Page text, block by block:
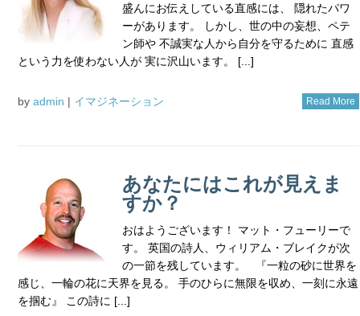
盛んにお伝えしている直感には、 隠れたパワ
ーがあります。 しかし、世の中の妄想、ペテ
ン師や 不誠実な人から自分を守るために 直感
という力を使わない人が 実に沢山います。 [...]
by admin | イマジネーション Read More
あなたにはこれが見えま
すか？
おはようございます！ マット・フューリーで
す。 英国の詩人、ウィリアム・ブレイクが次
の一節を残しています。 『一粒の砂に世界を
感じ、一輪の花に天界を見る。 手のひらに無限を収め、一刻に永遠
を掴む』 この詩に [...]